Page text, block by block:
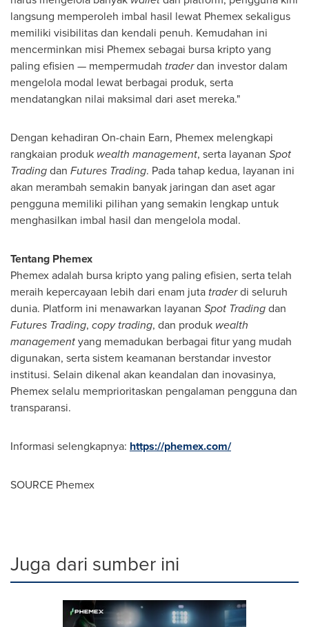
langsung memperoleh imbal hasil lewat Phemex sekaligus
memiliki visibilitas dan kendali penuh. Kemudahan ini
mencerminkan misi Phemex sebagai bursa kripto yang
paling efisien — mempermudah traderdan investor dalam
mengelola modal lewat berbagai produk, serta
mendatangkan nilai maksimal dari aset mereka."
Dengan kehadiran On-chain Earn, Phemex melengkapi
rangkaian produk wealth management, serta layanan Spot
Tradingdan Futures Trading. Pada tahap kedua, layanan ini
akan merambah semakin banyak jaringan dan aset agar
pengguna memiliki pilihan yang semakin lengkap untuk
menghasilkan imbal hasil dan mengelola modal.
Tentang Phemex
Phemex adalah bursa kripto yang paling efisien, serta telah
meraih kepercayaan lebih dari enam juta traderdi seluruh
dunia. Platform ini menawarkan layanan Spot Tradingdan
Futures Trading, copy trading, dan produk wealth
managementyang memadukan berbagai fitur yang mudah
digunakan, serta sistem keamanan berstandar investor
institusi. Selain dikenal akan keandalan dan inovasinya,
Phemex selalu memprioritaskan pengalaman pengguna dan
transparansi.
Informasi selengkapnya: https://phemex.com/
SOURCE Phemex
Juga dari sumber ini